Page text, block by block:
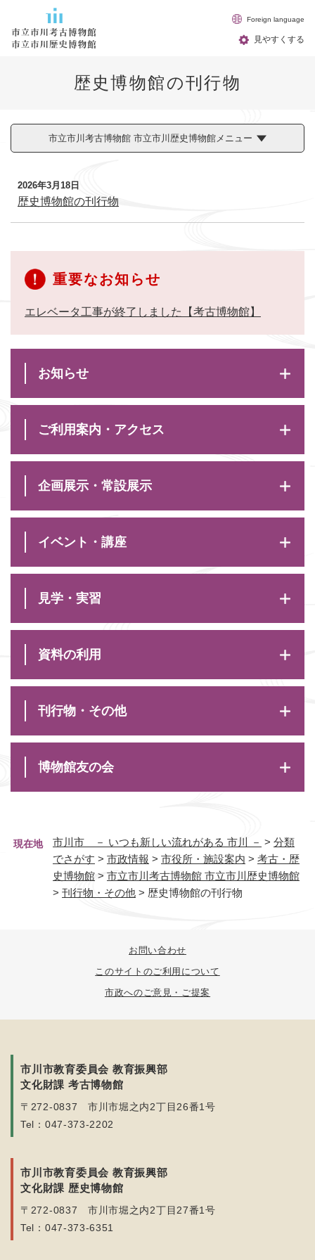
見やすくする
Foreign language
現在地 市川市 － いつも新しい流れがある 市川 － > 分類
でさがす > 市政情報 > 市役所・施設案内 > 考古・歴
史博物館 > 市立市川考古博物館 市立市川歴史博物館
> 刊行物・その他 > 歴史博物館の刊行物
歴史博物館の刊行物
市立市川考古博物館 市立市川歴史博物館メニュー
文
2026年3月18日
歴史博物館の刊行物
重要なお知らせ
エレベータ工事が終了しました【考古博物館】
お知らせ
ご利用案内・アクセス
企画展示・常設展示
イベント・講座
見学・実習
資料の利用
刊行物・その他
博物館友の会
お問い合わせ
このサイトのご利用について
市政へのご意見・ご提案
市川市教育委員会 教育振興部
文化財課 考古博物館
〒272-0837 市川市堀之内2丁目26番1号
Tel：047-373-2202
市川市教育委員会 教育振興部
文化財課 歴史博物館
〒272-0837 市川市堀之内2丁目27番1号
Tel：047-373-6351